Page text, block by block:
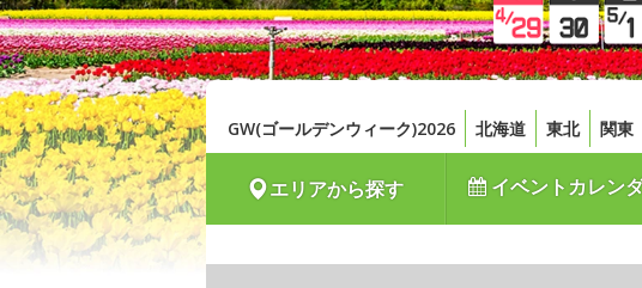
GW(ゴールデンウィーク)2026 北海道 東北 関東
エリアから探す イベントカレン